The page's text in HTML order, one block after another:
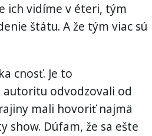
ich vidíme v éteri, tým
štátu. A že tým viac sú
cnosť. Je to
odvodzovali od
mali hovoriť najmä
show. Dúfam, že sa ešte